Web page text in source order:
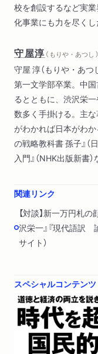
校を創設するなど実
化事業にも力を尽くし
守屋淳 （ もりや・あつし ）
守屋 淳（もりや・あ
第一文学部卒業。中
るとともに、渋沢栄
数多く手掛ける。主な
がわかれば日本がわか
の戦略教科書 孫子』（
入門』（NHK出版新書）
関連リンク
【対談】新一万円札
沢栄一』『現代語訳
サイト）
スペシャルコンテンツ